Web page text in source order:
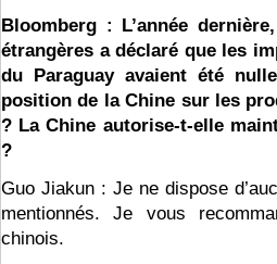
Bloomberg : L’année
étrangères a déclaré que les
du Paraguay avaient été
position de la Chine sur les
? La Chine autorise-t-elle
?
Guo Jiakun : Je ne dispose
mentionnés. Je vous
chinois.